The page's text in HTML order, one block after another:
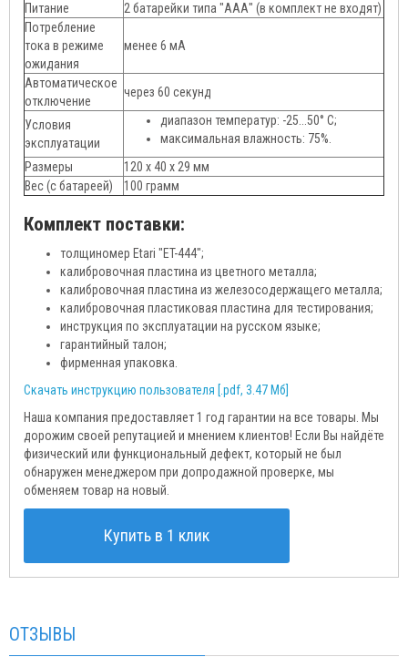
Питание
2 батарейки типа "ААА" (в комплект не входят)
Потребление
тока в режиме
ожидания
менее 6 мА
Автоматическое
отключение
через 60 секунд
Условия
эксплуатации
диапазон температур: -25...50° С;
максимальная влажность: 75%.
Размеры
120 x 40 x 29 мм
Вес (с батареей)
100 грамм
Комплект поставки:
толщиномер Etari "ET-444";
калибровочная пластина из цветного металла;
калибровочная пластина из железосодержащего металла;
калибровочная пластиковая пластина для тестирования;
инструкция по эксплуатации на русском языке;
гарантийный талон;
фирменная упаковка.
Скачать инструкцию пользователя [.pdf, 3.47 Мб]
Наша компания предоставляет 1 год гарантии на все товары. Мы
дорожим своей репутацией и мнением клиентов! Если Вы найдёте
физический или функциональный дефект, который не был
обнаружен менеджером при допродажной проверке, мы
обменяем товар на новый.
Купить в 1 клик
ОТЗЫВЫ